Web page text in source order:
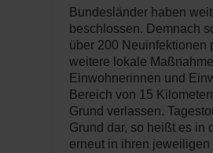
Bundesländer haben
beschlossen. Demnach
über 200 Neuinfektionen
weitere lokale
Einwohnerinnen und
Bereich von 15
Grund verlassen.
Grund dar, so heißt es in
erneut in ihren